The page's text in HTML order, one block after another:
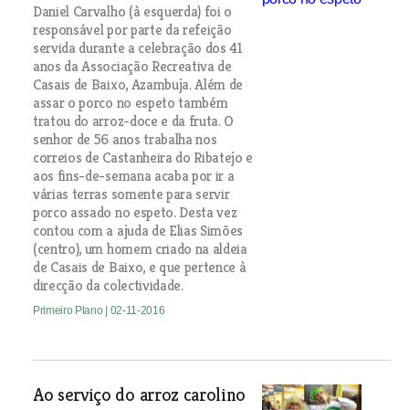
Daniel Carvalho (à esquerda) foi o
responsável por parte da refeição
servida durante a celebração dos 41
anos da Associação Recreativa de
Casais de Baixo, Azambuja. Além de
assar o porco no espeto também
tratou do arroz-doce e da fruta. O
senhor de 56 anos trabalha nos
correios de Castanheira do Ribatejo e
aos fins-de-semana acaba por ir a
várias terras somente para servir
porco assado no espeto. Desta vez
contou com a ajuda de Elias Simões
(centro), um homem criado na aldeia
de Casais de Baixo, e que pertence à
direcção da colectividade.
Primeiro Plano | 02-11-2016
Ao serviço do arroz carolino